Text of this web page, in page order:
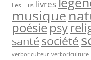
Les+ lus livres
musique
poésiepsy
santésociété
verboriculteur verboriculture